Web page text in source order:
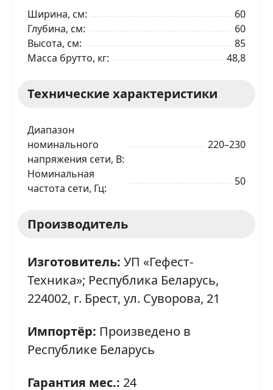
Ширина, см
60
Глубина, см
60
Высота, см
85
Масса брутто, кг
48,8
Технические характеристики
Диапазон
номинального
напряжения сети, В
220–230
Номинальная
частота сети, Гц
50
Производитель
Изготовитель: УП «Гефест-
Техника»; Республика Беларусь,
224002, г. Брест, ул. Суворова, 21
Импортёр: Произведено в
Республике Беларусь
Гарантия мес.: 24